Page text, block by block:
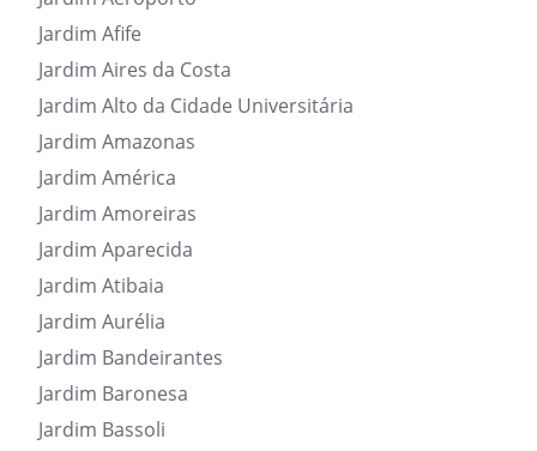
Jardim Afife
Jardim Aires da Costa
Jardim Alto da Cidade Universitária
Jardim Amazonas
Jardim América
Jardim Amoreiras
Jardim Aparecida
Jardim Atibaia
Jardim Aurélia
Jardim Bandeirantes
Jardim Baronesa
Jardim Bassoli